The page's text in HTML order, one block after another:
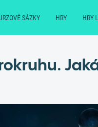
SÁZKY HRY HRY